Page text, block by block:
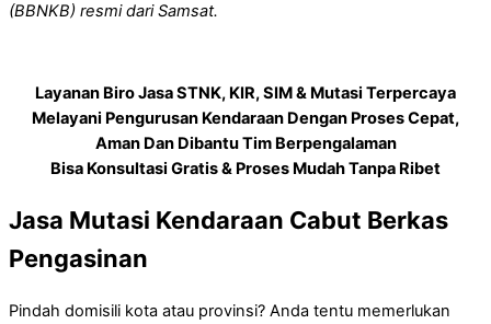
(BBNKB) resmi dari Samsat.
Layanan Biro Jasa STNK, KIR, SIM & Mutasi Terpercaya
Melayani Pengurusan Kendaraan Dengan Proses Cepat,
Aman Dan Dibantu Tim Berpengalaman
Bisa Konsultasi Gratis & Proses Mudah Tanpa Ribet
Jasa Mutasi Kendaraan Cabut Berkas
Pengasinan
Pindah domisili kota atau provinsi? Anda tentu memerlukan